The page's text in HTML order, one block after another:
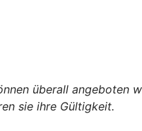
überall angeboten
sie ihre Gültigkeit.